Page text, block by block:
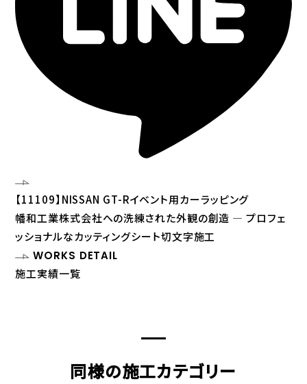
【11109】NISSAN GT-Rイベント用カーラッピング
幡和工業株式会社への洗練された外観の創造 — プロフェ
ッショナルなカッティングシート切文字施工
WORKS DETAIL
施工実績一覧
同様の施工カテゴリー